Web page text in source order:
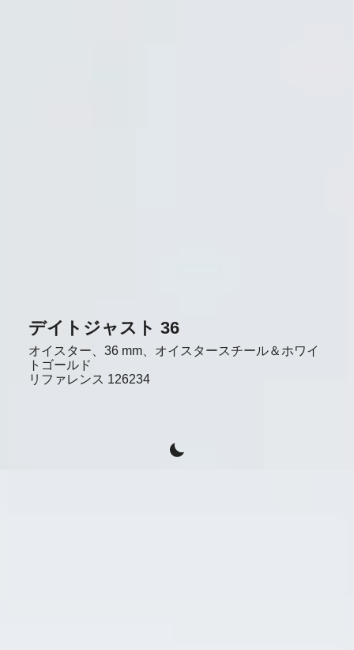
デイトジャスト 36
オイスター、36 mm、オイスタースチール＆ホワイ
トゴールド
リファレンス 126234